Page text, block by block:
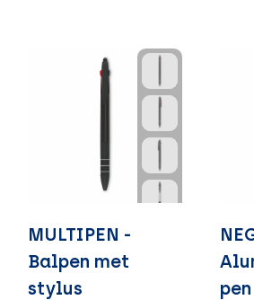
MULTIPEN -
Balpen met
stylus
pen